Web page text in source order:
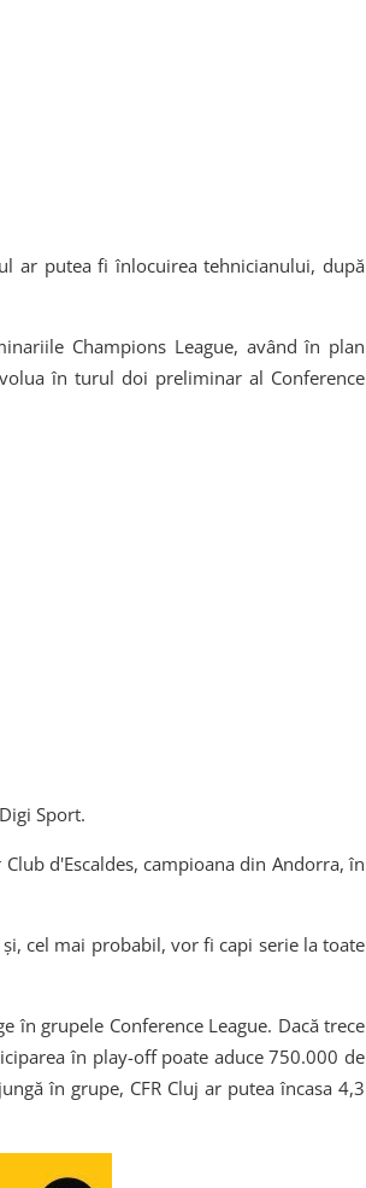
ar putea fi înlocuirea tehnicianului, după
Champions League, având în plan
în turul doi preliminar al Conference
Sport.
d'Escaldes, campioana din Andorra, în
cel mai probabil, vor fi capi serie la toate
în grupele Conference League. Dacă trece
în play-off poate aduce 750.000 de
în grupe, CFR Cluj ar putea încasa 4,3